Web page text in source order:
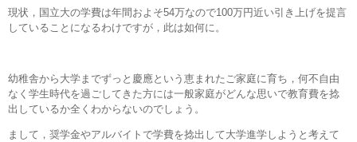
現状，国立大の学費は年間およそ54万なので100万円近い引き上げを提言
していることになるわけですが，此は如何に。
幼稚舎から大学までずっと慶應という恵まれたご家庭に育ち，何不自由
なく学生時代を過ごしてきた方には一般家庭がどんな思いで教育費を捻
出しているか全くわからないのでしょう。
まして，奨学金やアルバイトで学費を捻出して大学進学しようと考えて